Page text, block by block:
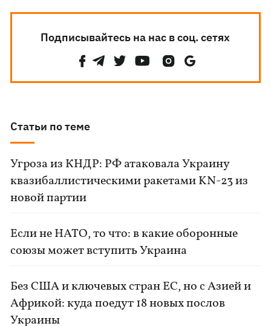
Подписывайтесь на нас в соц. сетях
Статьи по теме
Угроза из КНДР: РФ атаковала Украину
квазибаллистическими ракетами KN-23 из
новой партии
Если не НАТО, то что: в какие оборонные
союзы может вступить Украина
Без США и ключевых стран ЕС, но с Азией и
Африкой: куда поедут 18 новых послов
Украины